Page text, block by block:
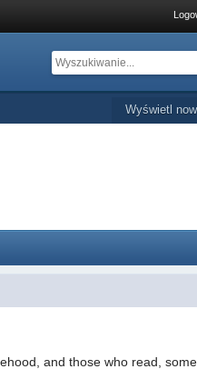
Wyświetl
and those who read,